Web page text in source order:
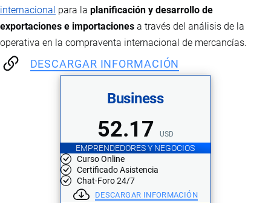
internacional para la planificación y desarrollo de
exportaciones e importaciones a través del análisis de la
operativa en la compraventa internacional de mercancías.
DESCARGAR INFORMACIÓN
Business
52.17 USD
EMPRENDEDORES Y NEGOCIOS
Curso Online
Certificado Asistencia
Chat-Foro 24/7
DESCARGAR INFORMACIÓN